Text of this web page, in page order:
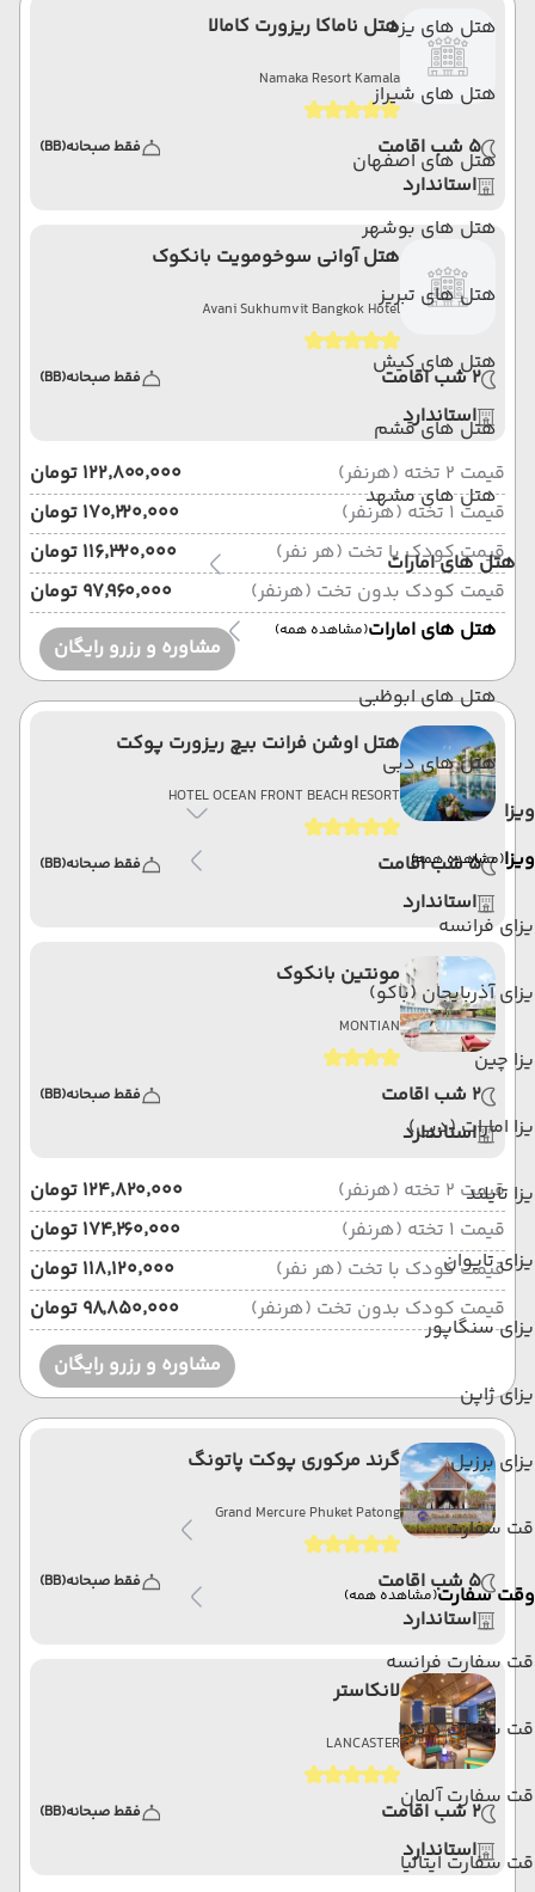
هتل های یزد
هتل های شیراز
هتل های اصفهان
هتل های بوشهر
هتل های تبریز
هتل های کیش
هتل های قشم
هتل های مشهد
هتل های امارات
هتل های امارات(مشاهده همه)
هتل های ابوظبی
هتل های دبی
ویزا
ویزا(مشاهده همه)
فرانسه
آذربایجان (باکو)
چین
امارات (دبی)
تایلند
تایوان
سنگاپور
ژاپن
برزیل
سفارت
وقت سفارت(مشاهده همه)
سفارت فرانسه
سفارت کانادا
سفارت آلمان
سفارت ایتالیا
هتل ناماکا ریزورت کامالا
Namaka Resort Kamala
5 شب اقامت فقط صبحانه(BB)
استاندارد
هتل آوانی سوخومویت بانکوک
Avani Sukhumvit Bangkok Hotel
2 شب اقامت فقط صبحانه(BB)
استاندارد
قیمت 2 تخته (هرنفر)
۱۲۲٬۸۰۰٬۰۰۰ تومان
قیمت 1 تخته (هرنفر)
۱۷۰٬۲۲۰٬۰۰۰ تومان
قیمت کودک با تخت (هر نفر)
۱۱۶٬۳۲۰٬۰۰۰ تومان
قیمت کودک بدون تخت (هرنفر)
۹۷٬۹۶۰٬۰۰۰ تومان
مشاوره و رزرو رایگان
هتل اوشن فرانت بیچ ریزورت پوکت
HOTEL OCEAN FRONT BEACH RESORT
5 شب اقامت فقط صبحانه(BB)
استاندارد
مونتین بانکوک
MONTIAN
2 شب اقامت فقط صبحانه(BB)
استاندارد
قیمت 2 تخته (هرنفر)
۱۲۴٬۸۲۰٬۰۰۰ تومان
قیمت 1 تخته (هرنفر)
۱۷۴٬۲۶۰٬۰۰۰ تومان
قیمت کودک با تخت (هر نفر)
۱۱۸٬۱۲۰٬۰۰۰ تومان
قیمت کودک بدون تخت (هرنفر)
۹۸٬۸۵۰٬۰۰۰ تومان
مشاوره و رزرو رایگان
گرند مرکوری پوکت پاتونگ
Grand Mercure Phuket Patong
5 شب اقامت فقط صبحانه(BB)
استاندارد
لانکاستر
LANCASTER
2 شب اقامت فقط صبحانه(BB)
استاندارد